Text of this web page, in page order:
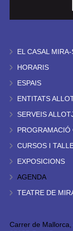
EL CASAL
HORARIS
ESPAIS
ENTITATS
SERVEIS
PROGRAMACIÓ
CURSOS I
EXPOSICIONS
AGENDA
TEATRE DE
Carrer de Mallorca,